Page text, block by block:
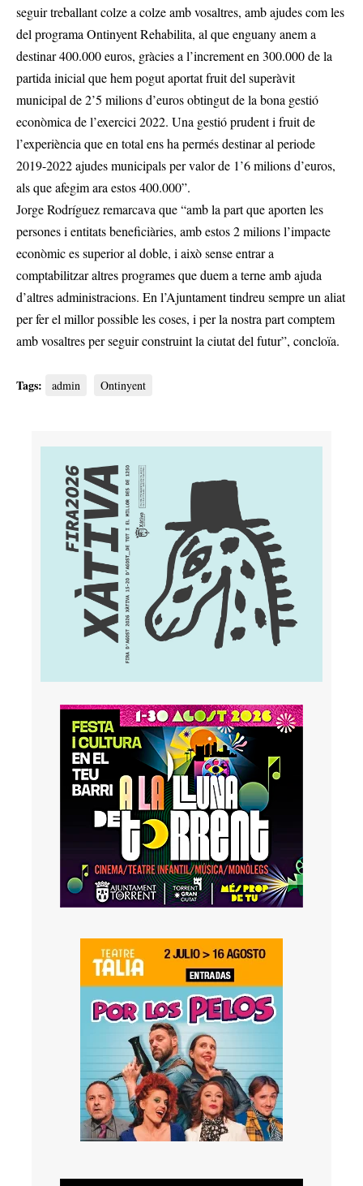
seguir treballant colze a colze amb vosaltres, amb ajudes com les
del programa Ontinyent Rehabilita, al que enguany anem a
destinar 400.000 euros, gràcies a l’increment en 300.000 de la
partida inicial que hem pogut aportat fruit del superàvit
municipal de 2’5 milions d’euros obtingut de la bona gestió
econòmica de l’exercici 2022. Una gestió prudent i fruit de
l’experiència que en total ens ha permés destinar al periode
2019-2022 ajudes municipals per valor de 1’6 milions d’euros,
als que afegim ara estos 400.000”.
Jorge Rodríguez remarcava que “amb la part que aporten les
persones i entitats beneficiàries, amb estos 2 milions l’impacte
econòmic es superior al doble, i això sense entrar a
comptabilitzar altres programes que duem a terne amb ajuda
d’altres administracions. En l’Ajuntament tindreu sempre un aliat
per fer el millor possible les coses, i per la nostra part comptem
amb vosaltres per seguir construint la ciutat del futur”, concloïa.
Tags: admin Ontinyent